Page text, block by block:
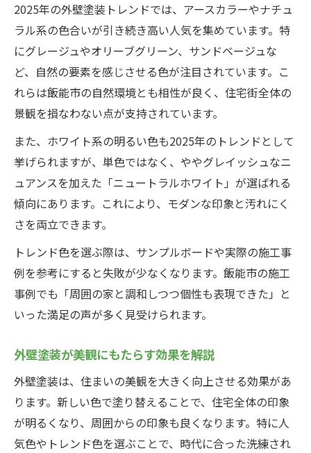
2025年の外壁塗装トレンドでは、アースカラーやナチュ
ラル系の色合いが引き続き高い人気を集めています。特
にグレージュやオリーブグリーン、サンドベージュな
ど、自然の要素を感じさせる色が注目されています。こ
れらは飯能市の自然環境とも相性が良く、住宅街全体の
景観を損なわない点が支持されています。
また、ホワイト系の明るい色も2025年のトレンドとして
挙げられますが、単色ではなく、ややグレイッシュなニ
ュアンスを加えた「ニュートラルホワイト」が選ばれる
傾向にあります。これにより、モダンな印象と汚れにく
さを両立できます。
トレンド色を選ぶ際は、サンプルボードや実際の施工事
例を参考にすると失敗が少なくなります。飯能市の施工
事例でも「周囲の家と調和しつつ個性も表現できた」と
いった満足の声が多く見受けられます。
外壁塗装が美観にもたらす効果を解説
外壁塗装は、住まいの美観を大きく向上させる効果があ
ります。新しい色で塗り替えることで、住宅全体の印象
が明るくなり、周囲からの印象も良くなります。特に人
気色やトレンド色を選ぶことで、時代に合った洗練され